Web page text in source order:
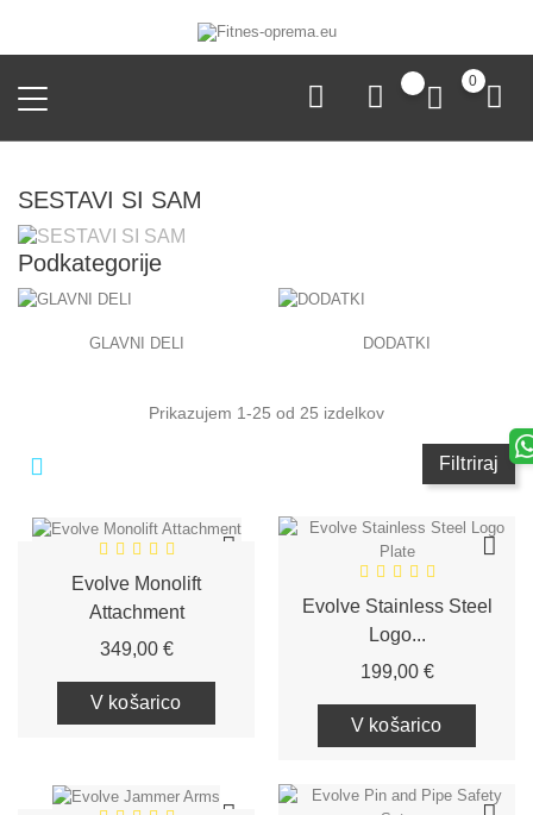
0
SESTAVI SI SAM
Podkategorije
GLAVNI DELI DODATKI
Filtriraj
Prikazujem 1-25 od 25 izdelkov
Evolve Monolift
Attachment
349,00 €Cena
V košarico
Evolve Stainless Steel
Logo...
199,00 €Cena
V košarico